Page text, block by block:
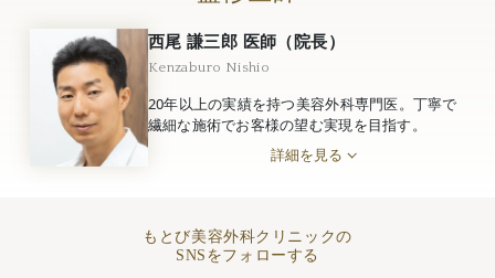
西尾 謙三郎 医師（院長）
Kenzaburo Nishio
20年以上の実績を持つ美容外科専門医。丁寧で
繊細な施術でお客様の望む実現を目指す。
詳細を見る
もとび美容外科クリニックの
SNSをフォローする